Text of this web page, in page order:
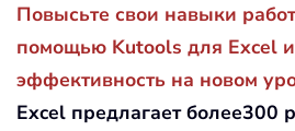
Повысьте свои навыки
помощью Kutools для Excel
эффективность на новом
Excel предлагает более300